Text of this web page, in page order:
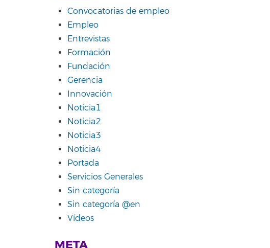
Convocatorias de empleo
Empleo
Entrevistas
Formación
Fundación
Gerencia
Innovación
Noticia1
Noticia2
Noticia3
Noticia4
Portada
Servicios Generales
Sin categoría
Sin categoría @en
Vídeos
META